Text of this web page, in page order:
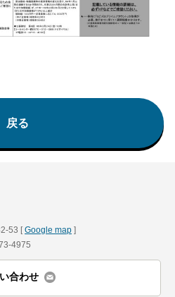
戻る
53 [Google map ]
4975
合わせ